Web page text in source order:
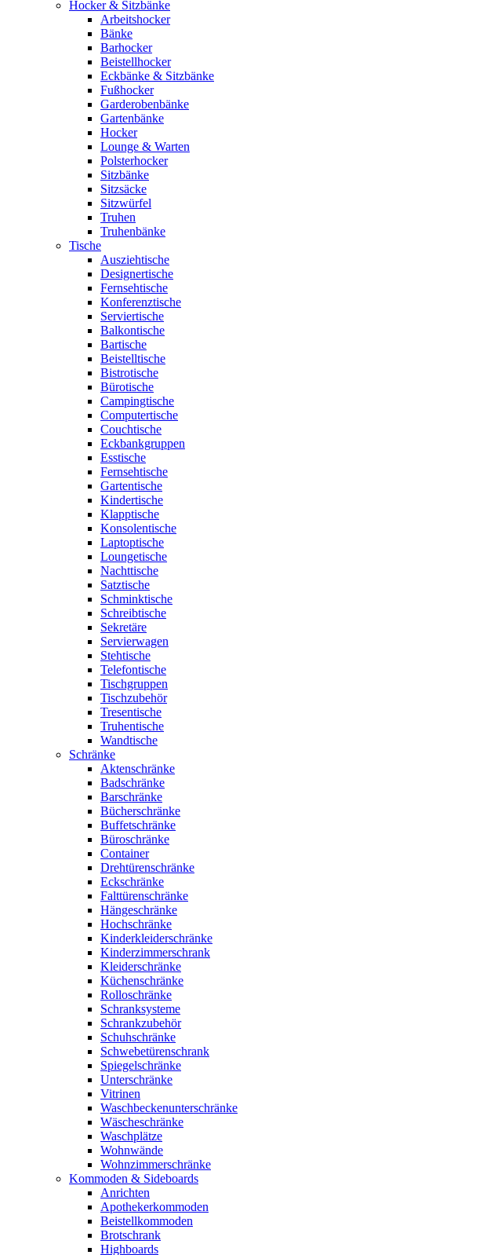
Hocker & Sitzbänke
Arbeitshocker
Bänke
Barhocker
Beistellhocker
Eckbänke & Sitzbänke
Fußhocker
Garderobenbänke
Gartenbänke
Hocker
Lounge & Warten
Polsterhocker
Sitzbänke
Sitzsäcke
Sitzwürfel
Truhen
Truhenbänke
Tische
Ausziehtische
Designertische
Fernsehtische
Konferenztische
Serviertische
Balkontische
Bartische
Beistelltische
Bistrotische
Bürotische
Campingtische
Computertische
Couchtische
Eckbankgruppen
Esstische
Fernsehtische
Gartentische
Kindertische
Klapptische
Konsolentische
Laptoptische
Loungetische
Nachttische
Satztische
Schminktische
Schreibtische
Sekretäre
Servierwagen
Stehtische
Telefontische
Tischgruppen
Tischzubehör
Tresentische
Truhentische
Wandtische
Schränke
Aktenschränke
Badschränke
Barschränke
Bücherschränke
Buffetschränke
Büroschränke
Container
Drehtürenschränke
Eckschränke
Falttürenschränke
Hängeschränke
Hochschränke
Kinderkleiderschränke
Kinderzimmerschrank
Kleiderschränke
Küchenschränke
Rolloschränke
Schranksysteme
Schrankzubehör
Schuhschränke
Schwebetürenschrank
Spiegelschränke
Unterschränke
Vitrinen
Waschbeckenunterschränke
Wäscheschränke
Waschplätze
Wohnwände
Wohnzimmerschränke
Kommoden & Sideboards
Anrichten
Apothekerkommoden
Beistellkommoden
Brotschrank
Highboards